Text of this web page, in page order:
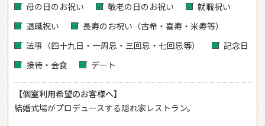
母の日のお祝い
敬老の日のお祝い
就職祝い
退職祝い
長寿のお祝い（古希・喜寿・米寿等）
法事（四十九日・一周忌・三回忌・七回忌等）
記念日
接待・会食
デート
【個室利用希望のお客様へ】
結婚式場がプロデュースする隠れ家レストラン。